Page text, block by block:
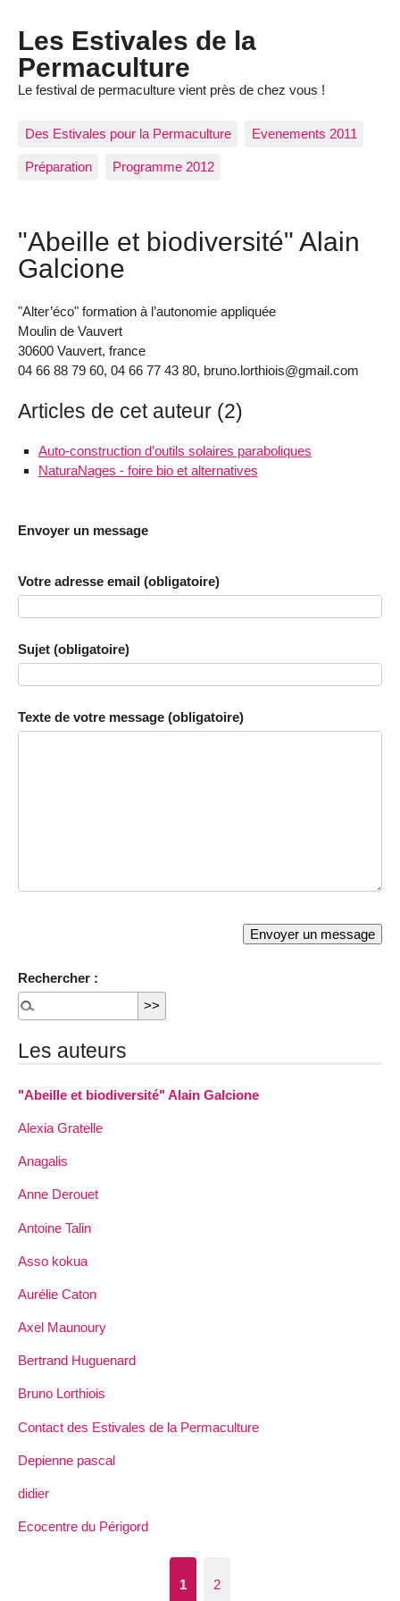
Les Estivales de la
Permaculture
Le festival de permaculture vient près de chez vous !
Des Estivales pour la Permaculture Evenements 2011
Préparation Programme 2012
"Abeille et biodiversité" Alain
Galcione
"Alter’éco" formation à l’autonomie appliquée
Moulin de Vauvert
30600 Vauvert, france
04 66 88 79 60, 04 66 77 43 80, bruno.lorthiois@gmail.com
Articles de cet auteur (2)
Auto-construction d’outils solaires paraboliques
NaturaNages - foire bio et alternatives
Envoyer un message
Votre adresse email (obligatoire)
Sujet (obligatoire)
Texte de votre message (obligatoire)
Rechercher :
Les auteurs
"Abeille et biodiversité" Alain Galcione
Alexia Gratelle
Anagalis
Anne Derouet
Antoine Talin
Asso kokua
Aurélie Caton
Axel Maunoury
Bertrand Huguenard
Bruno Lorthiois
Contact des Estivales de la Permaculture
Depienne pascal
didier
Ecocentre du Périgord
1 2